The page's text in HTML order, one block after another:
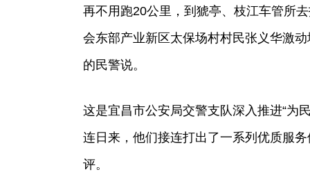
再不用跑20公里，到猇亭、枝江车管所
会东部产业新区太保场村村民张义华激
的民警说。
这是宜昌市公安局交警支队深入推进“为
连日来，他们接连打出了一系列优质服
评。